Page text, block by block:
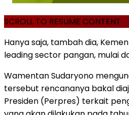
SCROLL TO RESUME CONTENT
Hanya saja, tambah dia,
leading sector pangan, mulai
Wamentan Sudaryono
tersebut rencananya bakal
Presiden (Perpres) terkait